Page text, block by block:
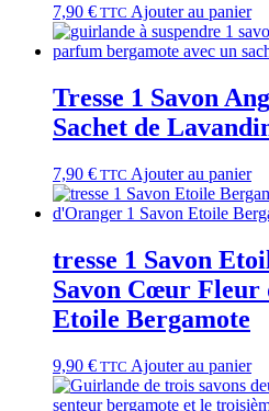
7,90 € TTC Ajouter au panier
Tresse 1 Savon
Sachet de
7,90 € TTC Ajouter au panier
tresse 1 Savon
Savon Cœur Fleur
Etoile Bergamote
9,90 € TTC Ajouter au panier